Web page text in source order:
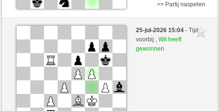
Wit
Samsami (1492) (-5)
Speelduur: 5 minutes/side + 3 seconds/move
Partij telt mee voor de ranglijst
>> Partij naspelen
25-jul-2026 15:04- Tijd
voorbij ,Wit heeft
gewonnen